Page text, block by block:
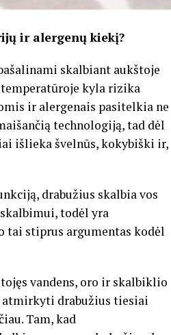
ir alergenų kiekį?
skalbiant aukštoje
temperatūroje kyla rizika
ir alergenais pasitelkia ne
technologiją, tad dėl
išlieka švelnūs, kokybiški ir,
drabužius skalbia vos
todėl yra
tai stiprus argumentas kodėl
vandens, oro ir skalbiklio
atmirkyti drabužius tiesiai
Tam, kad